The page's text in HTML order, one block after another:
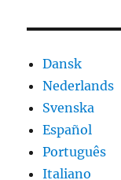
Dansk
Nederlands
Svenska
Español
Português
Italiano